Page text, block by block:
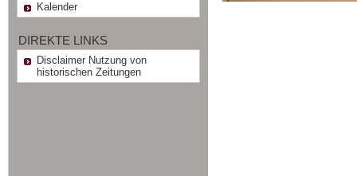
Kalender
DIREKTE LINKS
Disclaimer Nutzung von
historischen Zeitungen